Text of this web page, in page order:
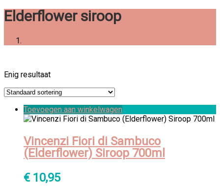
Elderflower siroop
Enig resultaat
Toevoegen aan winkelwagen
Vincenzi Fiori di Sambuco
(Elderflower) Siroop 700ml
€ 10,95